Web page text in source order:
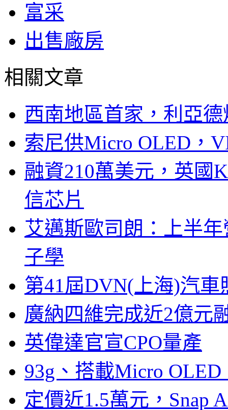
富采
出售廠房
相關文章
西南地區首家，利亞
索尼供Micro OLED，
融資210萬美元，英國
信芯片
艾邁斯歐司朗：上半
子學
第41屆DVN(上海)汽
廣納四維完成近2億元
英偉達官宣CPO量產
93g、搭載Micro
定價近1.5萬元，Snap